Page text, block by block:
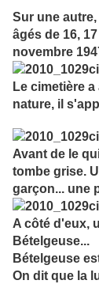
Sur une
âgés de 16,
novembre
Le cimetière
nature, il
Avant de le
tombe grise.
garçon... une
A côté d'eux,
Bételgeuse...
Bételgeuse
On dit que la